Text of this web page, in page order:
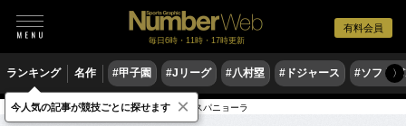
有料会員
毎日6時・11時・17時更新
ランキング 名作 #甲子園 #Jリーグ #八村塁 #ドジャース #ソフト〉
サッカー 海外サッカー リーガ・エスパニョーラ
今人気の記事が競技ごとに探せます ×